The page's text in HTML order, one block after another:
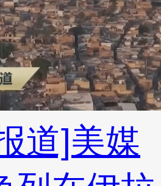
道]美媒